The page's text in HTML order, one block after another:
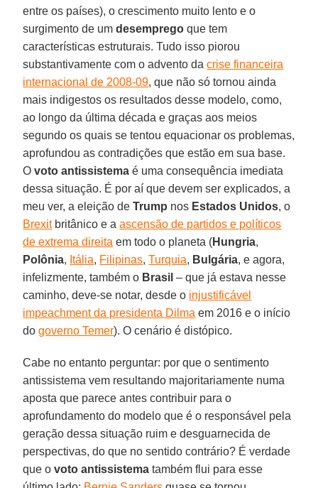
entre os países), o crescimento muito lento e o
surgimento de umdesemprego que tem
características estruturais. Tudo isso piorou
substantivamente com o advento dacrise financeira
internacional de 2008-09, que não só tornou ainda
mais indigestos os resultados desse modelo, como,
ao longo da última década e graças aos meios
segundo os quais se tentou equacionar os problemas,
aprofundou as contradições que estão em sua base.
Ovoto antissistema é uma consequência imediata
dessa situação. É por aí que devem ser explicados, a
meu ver, a eleição deTrump nos Estados Unidos, o
Brexitbritânico e aascensão de partidos e políticos
de extrema direita em todo o planeta (Hungria,
Polônia, Itália, Filipinas,Turquia, Bulgária, e agora,
infelizmente, também o Brasil – que já estava nesse
caminho, deve-se notar, desde o injustificável
impeachment da presidenta Dilma em 2016 e o início
dogoverno Temer). O cenário é distópico.
Cabe no entanto perguntar: por que o sentimento
antissistema vem resultando majoritariamente numa
aposta que parece antes contribuir para o
aprofundamento do modelo que é o responsável pela
geração dessa situação ruim e desguarnecida de
perspectivas, do que no sentido contrário? É verdade
que ovoto antissistema também flui para esse